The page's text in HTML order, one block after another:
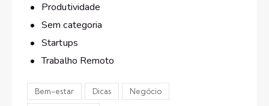
Produtividade
Sem categoria
Startups
Trabalho Remoto
Bem-estar Dicas Negócio